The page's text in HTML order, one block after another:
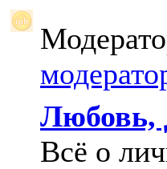
Любовь,
Всё о